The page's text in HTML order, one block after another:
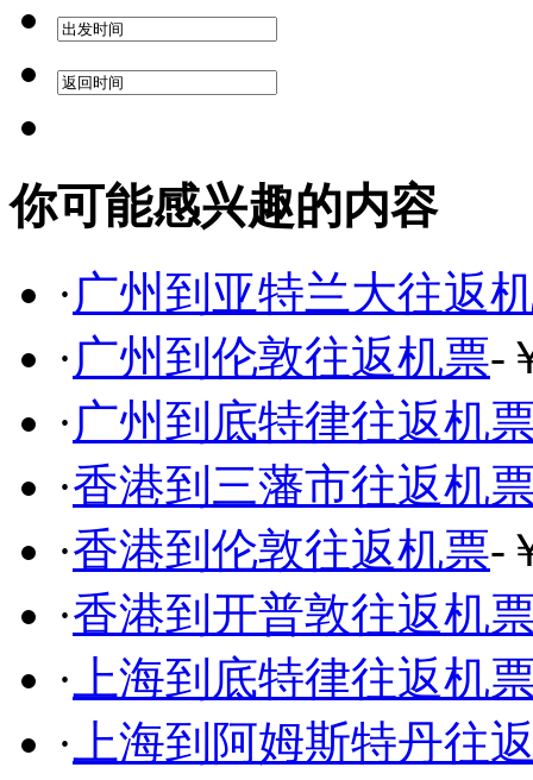
你可能感兴趣的内容
·广州到亚特兰大往返
·广州到伦敦往返机票-
·广州到底特律往返机
·香港到三藩市往返机
·香港到伦敦往返机票-
·香港到开普敦往返机
· 上海到底特律往返机
· 上海到阿姆斯特丹往